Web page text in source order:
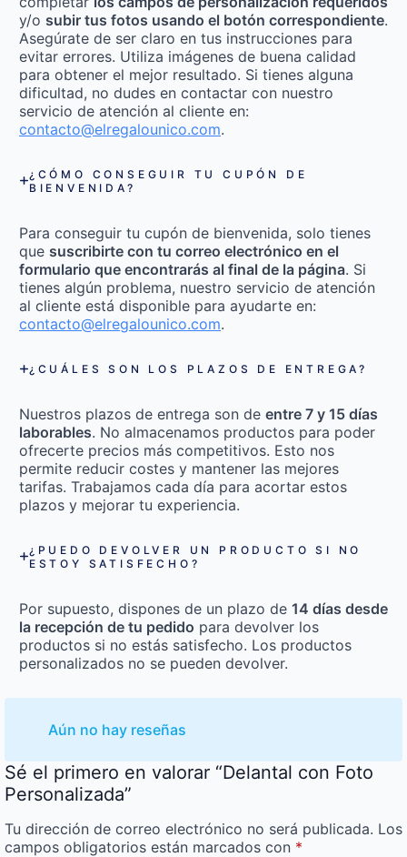
y/o subir tus fotos usando el botón correspondiente.
Asegúrate de ser claro en tus instrucciones para
evitar errores. Utiliza imágenes de buena calidad
para obtener el mejor resultado. Si tienes alguna
dificultad, no dudes en contactar con nuestro
servicio de atención al cliente en:
contacto@elregalounico.com.
¿CÓMO CONSEGUIR TU CUPÓN DE
BIENVENIDA?
Para conseguir tu cupón de bienvenida, solo tienes
que suscribirte con tu correo electrónico en el
formulario que encontrarás al final de la página. Si
tienes algún problema, nuestro servicio de atención
al cliente está disponible para ayudarte en:
contacto@elregalounico.com.
¿CUÁLES SON LOS PLAZOS DE ENTREGA?
Nuestros plazos de entrega son de entre 7 y 15 días
laborables. No almacenamos productos para poder
ofrecerte precios más competitivos. Esto nos
permite reducir costes y mantener las mejores
tarifas. Trabajamos cada día para acortar estos
plazos y mejorar tu experiencia.
¿PUEDO DEVOLVER UN PRODUCTO SI NO
ESTOY SATISFECHO?
Por supuesto, dispones de un plazo de 14 días desde
la recepción de tu pedido para devolver los
productos si no estás satisfecho. Los productos
personalizados no se pueden devolver.
Aún no hay reseñas
Sé el primero en valorar “Delantal con Foto
Personalizada”
Tu dirección de correo electrónico no será publicada. Los
campos obligatorios están marcados con *